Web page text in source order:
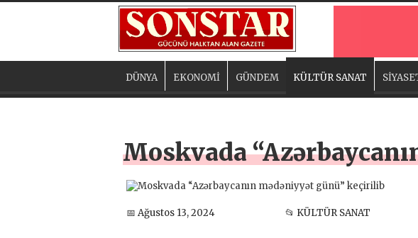
DÜNYA EKONOMİ GÜNDEM KÜLTÜR SANAT
Moskvada
📅 Ağustos 13, 2024 📂 KÜLTÜR SANAT